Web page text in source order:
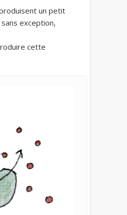
un petit
exception,
cette